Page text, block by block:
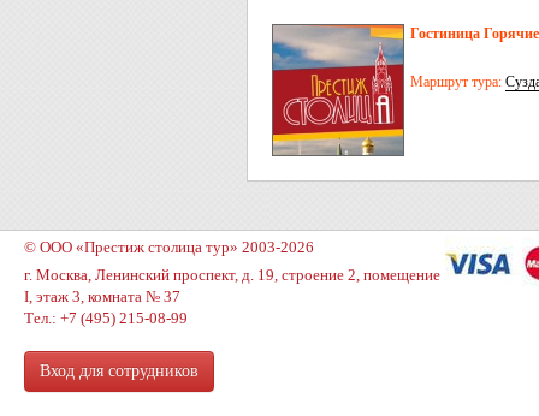
Гостиница
Маршрут тура:
© ООО «Престиж столица тур» 2003-2026
г. Москва, Ленинский проспект, д. 19, строение 2, помещение
I, этаж 3, комната № 37
Тел.: +7 (495) 215-08-99
Вход для сотрудников